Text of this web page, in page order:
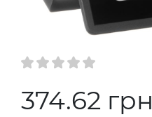
374.62 грн